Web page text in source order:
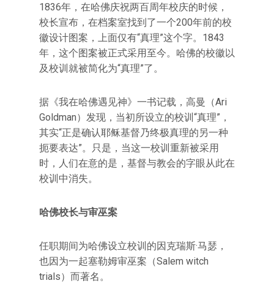
1836年，在哈佛庆祝两百周年校庆的时候，
校长宣布，在档案室找到了一个200年前的校
徽设计图案，上面仅有“真理”这个字。1843
年，这个图案被正式采用至今。哈佛的校徽以
及校训就被简化为“真理”了。
据《我在哈佛遇见神》一书记载，高曼（Ari
Goldman）发现，当初所设立的校训“真理”，
其实“正是确认耶稣基督乃终极真理的另一种
扼要表达”。只是，当这一校训重新被采用
时，人们在意的是，基督与教会的字眼从此在
校训中消失。
哈佛校长与审巫案
任职期间为哈佛设立校训的因克瑞斯·马瑟，
也因为一起塞勒姆审巫案（Salem witch
trials）而著名。